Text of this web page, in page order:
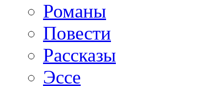
Романы
Повести
Рассказы
Эссе